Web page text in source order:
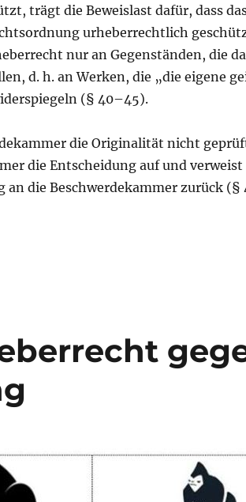
trägt die Beweislast dafür, dass
urheberrechtlich
nur an Gegenständen, die
d. h. an Werken, die „die eigene
(§ 40–45).
die Originalität nicht
die Entscheidung auf und verweist
an die Beschwerdekammer zurück (§